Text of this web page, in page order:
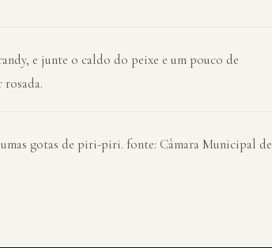
e junte o caldo do peixe e um pouco de
gotas de piri-piri. fonte: Câmara Municipal de